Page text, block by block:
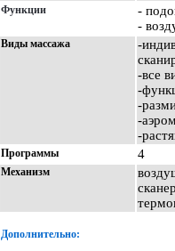
Функции
-
-
Виды массажа
-
-все
-
-
-
-
Программы 4
Механизм
Дополнительно: